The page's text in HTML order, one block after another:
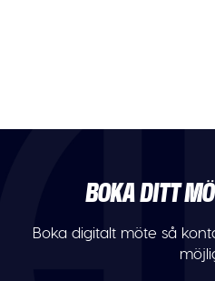
BOKA DITT
Boka digitalt möte så